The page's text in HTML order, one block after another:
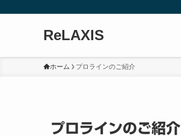
ReLAXIS
ホーム プロラインのご紹介
プロラインのご紹介